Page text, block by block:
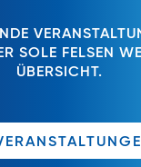
SOLE FELSEN
ÜBERSICHT.